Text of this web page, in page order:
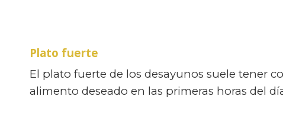
Plato fuerte
El plato fuerte de los desayunos suele tener
alimento deseado en las primeras horas del